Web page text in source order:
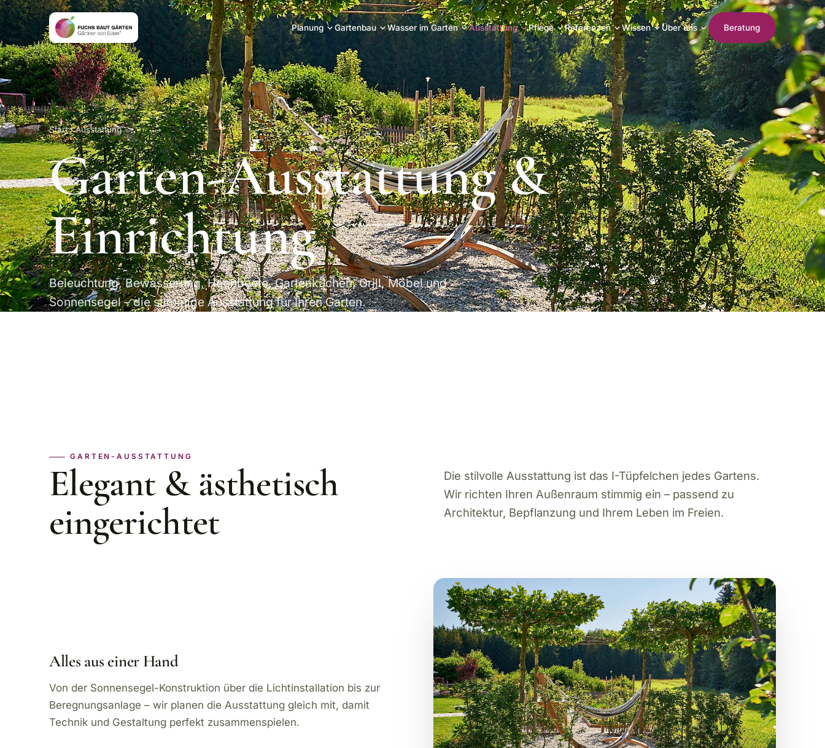
Planung Gartenbau Wasser im Garten Ausstattung Pflege Referenzen Wissen Über uns Beratung
Start› Ausstattung
Garten-Ausstattung &
Einrichtung
Beleuchtung, Bewässerung, Hochbeete, Gartenküchen, Grill, Möbel und
Sonnensegel – die stimmige Ausstattung für Ihren Garten.
GARTEN-AUSSTATTUNG
Elegant & ästhetisch
eingerichtet
Die stilvolle Ausstattung ist das I-Tüpfelchen jedes Gartens.
Wir richten Ihren Außenraum stimmig ein – passend zu
Architektur, Bepflanzung und Ihrem Leben im Freien.
Alles aus einer Hand
Von der Sonnensegel-Konstruktion über die Lichtinstallation bis zur
Beregnungsanlage – wir planen die Ausstattung gleich mit, damit
Technik und Gestaltung perfekt zusammenspielen.